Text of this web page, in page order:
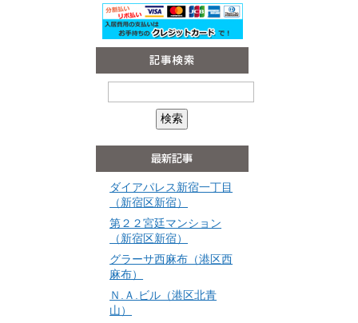
ダイアパレス新宿一丁目
（新宿区新宿）
第２２宮廷マンション
（新宿区新宿）
グラーサ西麻布（港区西
麻布）
Ｎ.Ａ.ビル（港区北青
山）